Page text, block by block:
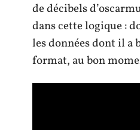
de décibels
dans cette logique :
les données dont il a
format, au bon